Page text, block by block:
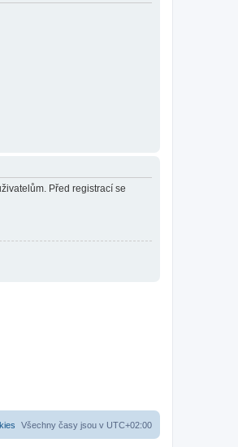
Před registrací se
Všechny časy jsou v UTC+02:00